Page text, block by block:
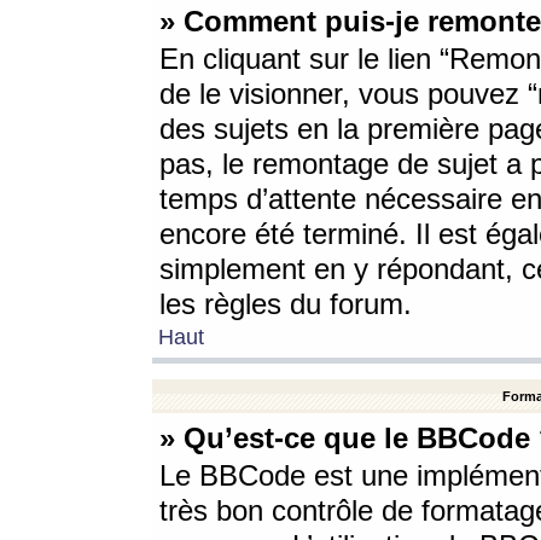
» Comment puis-je
En cliquant sur le lien
de le visionner, vous pouvez
des sujets en la première
pas, le remontage de sujet a
temps d’attente nécessaire
encore été terminé. Il est
simplement en y répondant,
les règles du forum.
Haut
» Qu’est-ce que le BBCode
Le BBCode est une
très bon contrôle de